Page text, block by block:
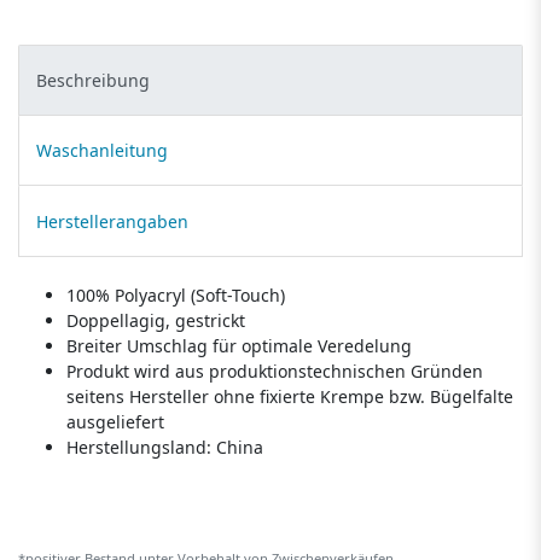
Beschreibung
Waschanleitung
Herstellerangaben
100% Polyacryl (Soft-Touch)
Doppellagig, gestrickt
Breiter Umschlag für optimale Veredelung
Produkt wird aus produktionstechnischen Gründen
seitens Hersteller ohne fixierte Krempe bzw. Bügelfalte
ausgeliefert
Herstellungsland: China